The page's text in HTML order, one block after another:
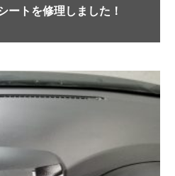
ートを修理しました！